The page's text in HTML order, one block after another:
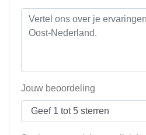
Jouw beoordeling